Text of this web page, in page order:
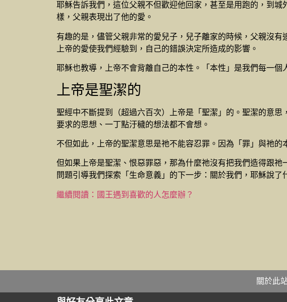
耶穌告訴我們，這位父親不但歡迎他回家，甚至是用跑的，到
樣，父親表現出了他的愛。
有趣的是，儘管父親非常的愛兒子，兒子離家的時候，父親沒
上帝的愛使我們經驗到，自己的錯誤決定所造成的影響。
耶穌也教導，上帝不會背離自己的本性。「本性」是我們每一
上帝是聖潔的
聖經中不斷提到（超過六百次）上帝是「聖潔」的。聖潔的意
要求的思想、一丁點汙穢的想法都不會想。
不但如此，上帝的聖潔意思是祂不能容忍罪。因為「罪」與祂
但如果上帝是聖潔、恨惡罪惡，那為什麼祂沒有把我們造得跟
問題引導我們探索「生命意義」的下一步：關於我們，耶穌說了
繼續閱讀：國王遇到喜歡的人怎麼辦？
關於此